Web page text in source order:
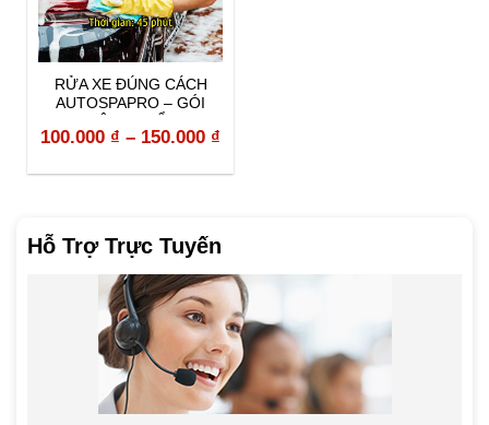
Hỗ Trợ Trực Tuyến
RỬA XE ĐÚNG CÁCH
AUTOSPAPRO – GÓI
100.000 ₫ – 150.000 ₫